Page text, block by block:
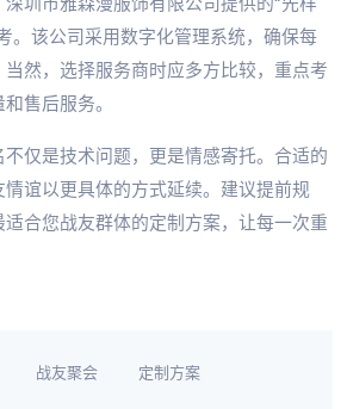
。该公司采用数字化管理系统，确保每
然，选择服务商时应多方比较，重点考
售后服务。
仅是技术问题，更是情感寄托。合适的
谊以更具体的方式延续。建议提前规
合您战友群体的定制方案，让每一次重
战友聚会 定制方案